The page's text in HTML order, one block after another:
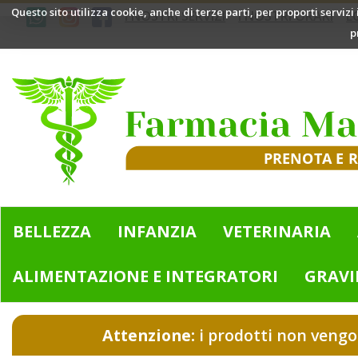
Passa
Questo sito utilizza cookie, anche di terze parti, per proporti
I NOSTRI SERVIZI I NOSTRI ORARI
Mazzini
Bologna
BELLEZZA INFANZIA VETERINARIA
ALIMENTAZIONE E INTEGRATORI
Attenzione: i prodotti non